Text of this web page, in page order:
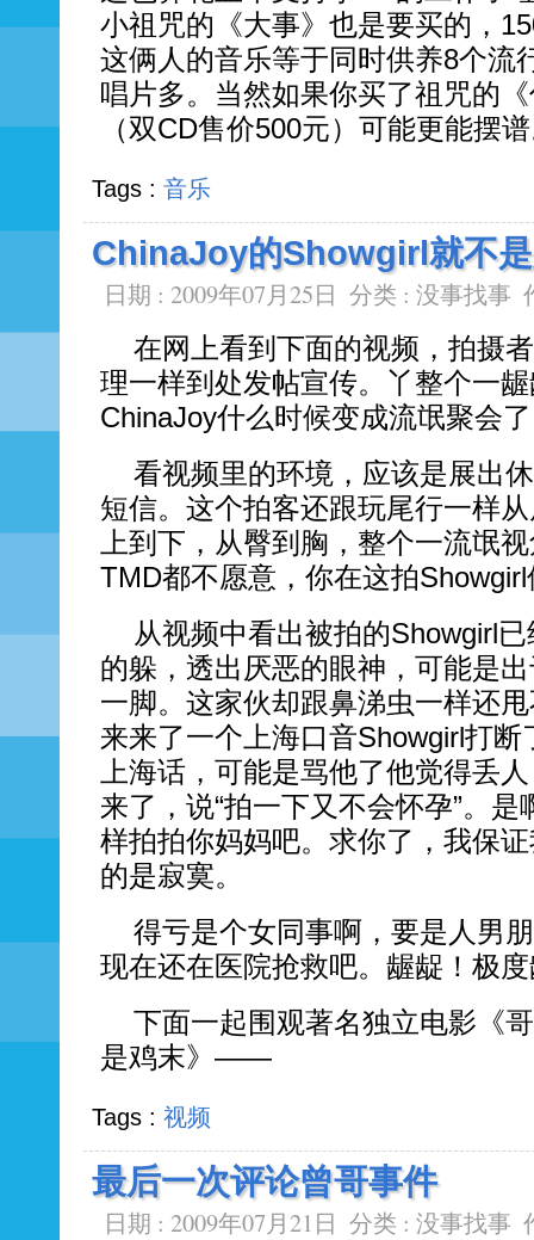
小祖咒的《大事》也是要买的，
这俩人的音乐等于同时供养8个流
唱片多。当然如果你买了祖咒的
（双CD售价500元）可能更能摆
Tags : 音乐
ChinaJoy的Showgirl就不
日期 : 2009年07月25日 分类 : 没事找事
在网上看到下面的视频，拍摄
理一样到处发帖宣传。丫整个一
ChinaJoy什么时候变成流氓聚会
看视频里的环境，应该是展出
短信。这个拍客还跟玩尾行一样
上到下，从臀到胸，整个一流氓
TMD都不愿意，你在这拍
从视频中看出被拍的Showgirl
的躲，透出厌恶的眼神，可能是
一脚。这家伙却跟鼻涕虫一样还
来来了一个上海口音Showgirl打
上海话，可能是骂他了他觉得丢
来了，说“拍一下又不会怀孕”。
样拍拍你妈妈吧。求你了，我保
的是寂寞。
得亏是个女同事啊，要是人男
现在还在医院抢救吧。龌龊！极
下面一起围观著名独立电影《
是鸡末》——
Tags : 视频
最后一次评论曾哥事件
日期 : 2009年07月21日 分类 : 没事找事